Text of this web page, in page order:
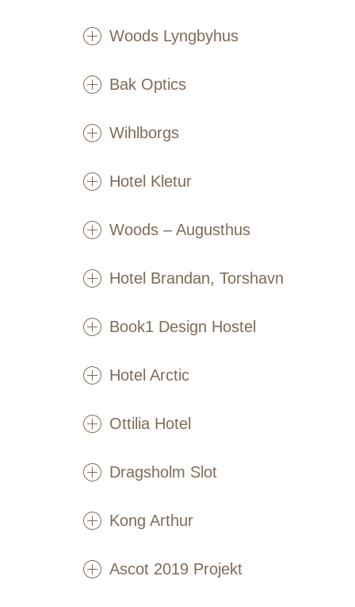
Woods Lyngbyhus
Bak Optics
Wihlborgs
Hotel Kletur
Woods – Augusthus
Hotel Brandan, Torshavn
Book1 Design Hostel
Hotel Arctic
Ottilia Hotel
Dragsholm Slot
Kong Arthur
Ascot 2019 Projekt